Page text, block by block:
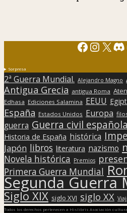
X
Sorpresa
2ª Guerra Mundial. Alejandro Magno
Antigua Grecia antigua Roma
Edhasa Ediciones Salamina EEUU
España Estados Unidos Europa
guerra Guerra civil española
Historia de España histórica
Japón libros literatura nazismo
Novela histórica Premios
Primera Guerra Mundial
Segunda Guerra
Siglo XIX siglo XVI siglo XX
Todos los derechos pertenecen a Hislibris Asociación